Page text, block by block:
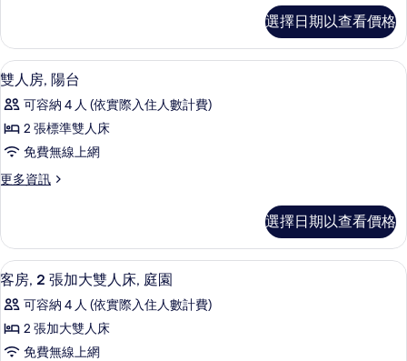
相
片
台
的
所
有
相
片
客
房,
陽
的
詳
選擇日期以查看價格
顯
示
雙
人
陽
的
所
有
相
片
雙人房, 陽台 | 高級寢具、書桌、遮光
4
雙人房, 陽台
可容納 4 人 (依實際入住人數計費)
2 張標準雙人床
免費無線上網
更多資訊
更
房,
陽
台
詳
情
選擇日期以查看價格
顯
示
客
房,
客房, 2 張加大雙人床, 庭園 | 高級寢
7
客房, 2 張加大雙人床, 庭園
可容納 4 人 (依實際入住人數計費)
2 張加大雙人床
免費無線上網